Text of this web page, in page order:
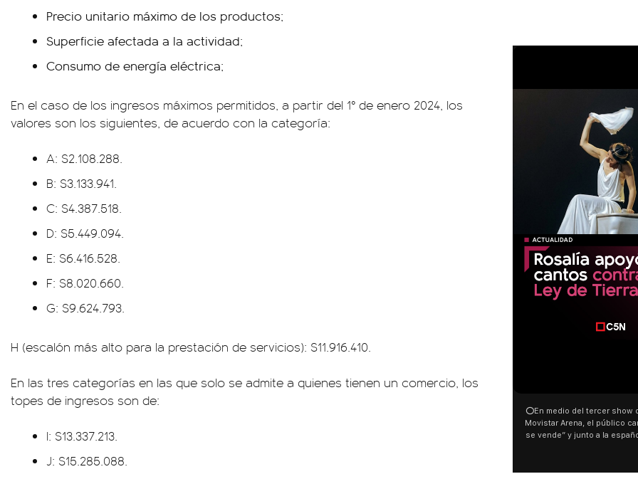
Precio unitario máximo de los productos;
Superficie afectada a la actividad;
Consumo de energía eléctrica;
En el caso de los ingresos máximos permitidos, a partir del 1° de enero 2024, los
valores son los siguientes, de acuerdo con la categoría:
A: $2.108.288.
B: $3.133.941.
C: $4.387.518.
D: $5.449.094.
E: $6.416.528.
F: $8.020.660.
G: $9.624.793.
H (escalón más alto para la prestación de servicios): $11.916.410.
En las tres categorías en las que solo se admite a quienes tienen un comercio, los
topes de ingresos son de:
I: $13.337.213.
J: $15.285.088.
⭕En medio del tercer show de
Movistar Arena, el público
se vende” y junto a la